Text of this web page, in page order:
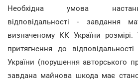
Необхідна умова
відповідальності - завдання
визначеному КК України
притягнення до
України (порушення авторського
завдана майнова шкода має